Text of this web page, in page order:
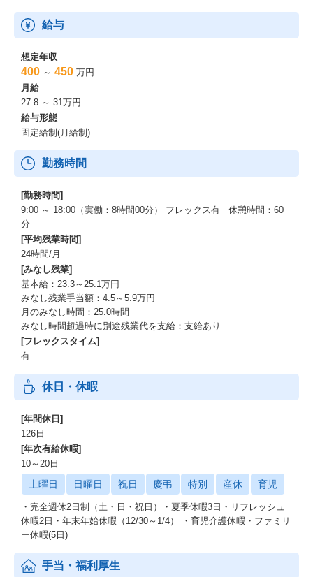
給与
想定年収
400 ～ 450 万円
月給
27.8 ～ 31万円
給与形態
固定給制(月給制)
勤務時間
[勤務時間]
9:00 ～ 18:00（実働：8時間00分） フレックス有 休憩時間：60
分
[平均残業時間]
24時間/月
[みなし残業]
基本給：23.3～25.1万円
みなし残業手当額：4.5～5.9万円
月のみなし時間：25.0時間
みなし時間超過時に別途残業代を支給：支給あり
[フレックスタイム]
有
休日・休暇
[年間休日]
126日
[年次有給休暇]
10～20日
土曜日 日曜日 祝日 慶弔 特別 産休 育児
・完全週休2日制（土・日・祝日）・夏季休暇3日・リフレッシュ
休暇2日・年末年始休暇（12/30～1/4） ・育児介護休暇・ファミリ
ー休暇(5日)
手当・福利厚生